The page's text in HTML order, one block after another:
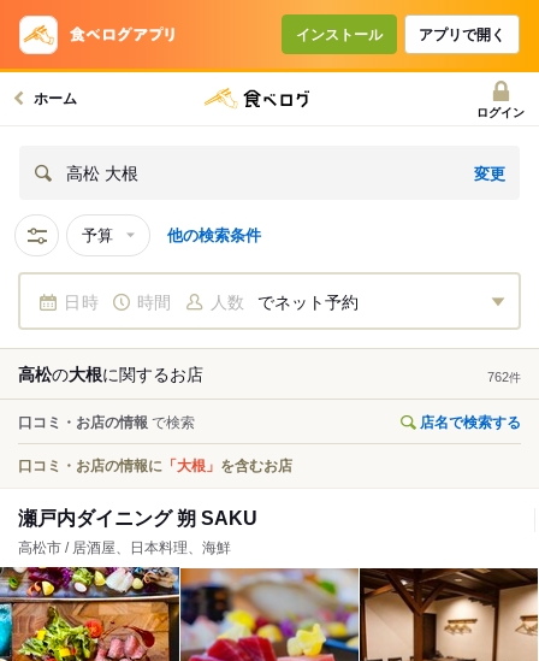
インストール アプリで開く
ホーム
ログイン
高松 大根 変更
予算 他の検索条件
日時 時間 人数 でネット予約
高松の大根に関するお店 762件
口コミ・お店の情報 で検索 店名で検索する
口コミ・お店の情報に 「大根」 を含むお店
瀬戸内ダイニング 朔 SAKU
高松市 / 居酒屋、日本料理、海鮮